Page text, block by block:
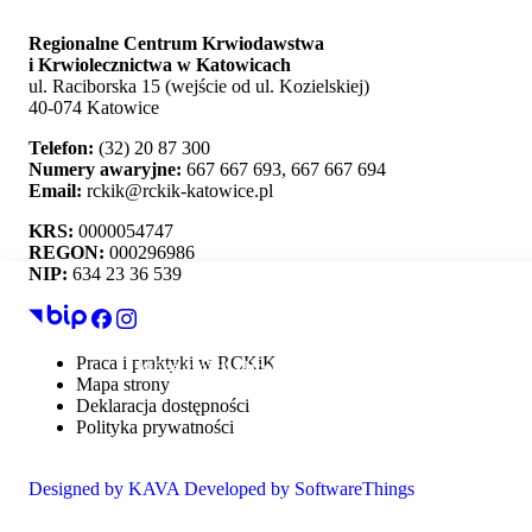
które z nich chcesz zaakceptować.
Personalizacja
Regionalne Centrum Krwiodawstwa
i Krwiolecznictwa w Katowicach
ul. Raciborska 15 (wejście od ul. Kozielskiej)
40-074 Katowice
Telefon: (32) 20 87 300
Numery awaryjne: 667 667 693, 667 667 694
Email: rckik@rckik-katowice.pl
KRS: 0000054747
REGON: 000296986
NIP: 634 23 36 539
Praca i praktyki w RCKiK
Mapa strony
Deklaracja dostępności
Polityka prywatności
Designed by KAVA Developed by SoftwareThings